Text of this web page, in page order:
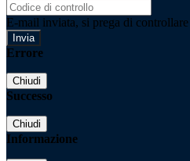
E-mail inviata, si prega di
Errore
Chiudi
Successo
Chiudi
Informazione